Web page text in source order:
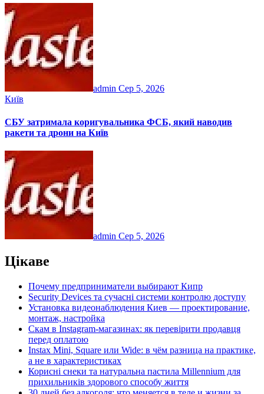
admin Сер 5, 2026
Київ
СБУ затримала коригувальника ФСБ, який наводив
ракети та дрони на Київ
admin Сер 5, 2026
Цікаве
Почему предприниматели выбирают Кипр
Security Devices та сучасні системи контролю доступу
Установка видеонаблюдения Киев — проектирование,
монтаж, настройка
Скам в Instagram-магазинах: як перевірити продавця
перед оплатою
Instax Mini, Square или Wide: в чём разница на практике,
а не в характеристиках
Корисні снеки та натуральна пастила Millennium для
прихильників здорового способу життя